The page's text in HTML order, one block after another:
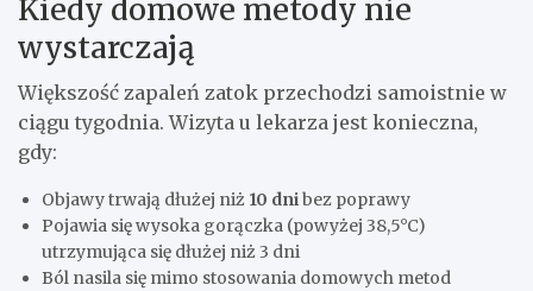
Kiedy domowe metody nie
wystarczają
Większość zapaleń zatok przechodzi samoistnie w
ciągu tygodnia. Wizyta u lekarza jest konieczna,
gdy:
Objawy trwają dłużej niż 10 dnibez poprawy
Pojawia się wysoka gorączka (powyżej 38,5°C)
utrzymująca się dłużej niż 3 dni
Ból nasila się mimo stosowania domowych metod